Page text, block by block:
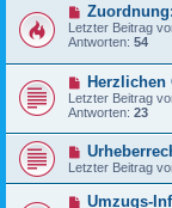
Letzter Beitrag
Antworten: 54
Herzlichen
Letzter Beitrag
Antworten: 23
Letzter Beitrag
Umzugs-